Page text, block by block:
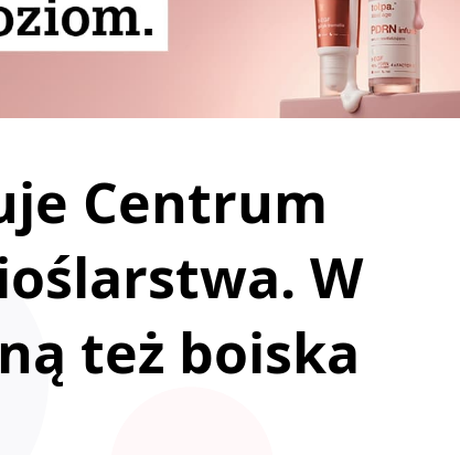
Centrum
W
też boiska